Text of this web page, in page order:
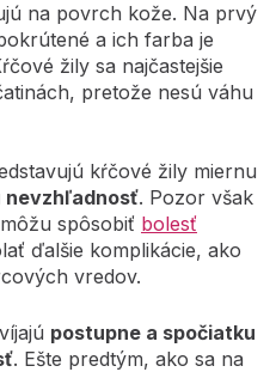
na povrch kože. Na prvý
a ich farba je
žily sa najčastejšie
pretože nesú váhu
kŕčové žily miernu
nevzhľadnosť. Pozor však
spôsobiť bolesť
ďalšie komplikácie, ako
vredov.
postupne a spočiatku
. Ešte predtým, ako sa na